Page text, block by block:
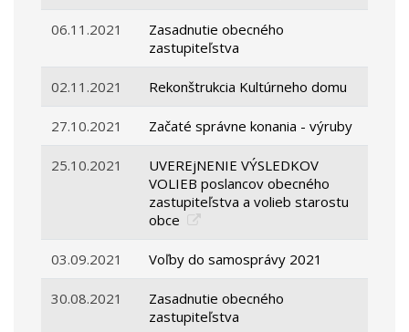
06.11.2021
Zasadnutie obecného
zastupiteľstva
02.11.2021 Rekonštrukcia Kultúrneho domu
27.10.2021 Začaté správne konania - výruby
25.10.2021
UVEREjNENIE VÝSLEDKOV
VOLIEB poslancov obecného
zastupiteľstva a volieb starostu
obce
03.09.2021 Voľby do samosprávy 2021
30.08.2021
Zasadnutie obecného
zastupiteľstva